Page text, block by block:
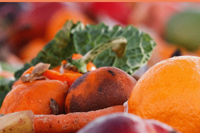
Notícies
Butlletins
Diari de la Fundació
Fundesplai als mitjans
Xarxes socials
COL·LABORA
Fes
Fes un
Treballa